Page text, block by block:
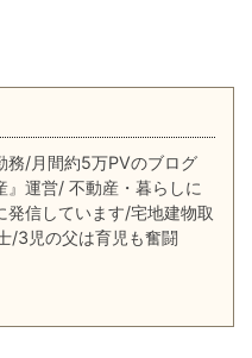
務/月間約5万PVのブログ
』運営/ 不動産・暮らしに
発信しています/宅地建物取
/3児の父は育児も奮闘